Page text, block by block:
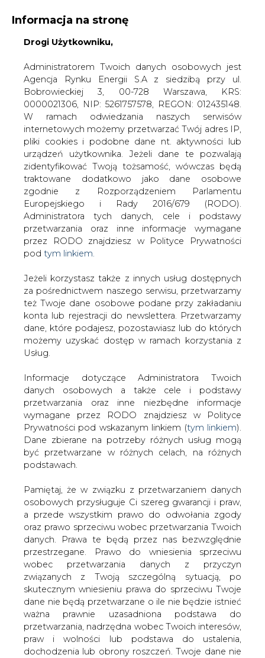
KONTAKT:
WYDAWCA PORTALU:
WYSOKI KONTRAST A A
ZALOGUJ SIĘ
WŁĄCZ CIRE.TV
Informacja na stronę
Drogi Użytkowniku,
Administratorem Twoich danych osobowych jest
Agencja Rynku Energii S.A z siedzibą przy ul.
Bobrowieckiej 3, 00-728 Warszawa, KRS:
0000021306, NIP: 5261757578, REGON: 012435148.
W ramach odwiedzania naszych serwisów
internetowych możemy przetwarzać Twój adres IP,
pliki cookies i podobne dane nt. aktywności lub
urządzeń użytkownika. Jeżeli dane te pozwalają
zidentyfikować Twoją tożsamość, wówczas będą
traktowane dodatkowo jako dane osobowe
zgodnie z Rozporządzeniem Parlamentu
Europejskiego i Rady 2016/679 (RODO).
Administratora tych danych, cele i podstawy
przetwarzania oraz inne informacje wymagane
przez RODO znajdziesz w Polityce Prywatności
pod tym linkiem.
Jeżeli korzystasz także z innych usług dostępnych
za pośrednictwem naszego serwisu, przetwarzamy
też Twoje dane osobowe podane przy zakładaniu
konta lub rejestracji do newslettera. Przetwarzamy
dane, które podajesz, pozostawiasz lub do których
możemy uzyskać dostęp w ramach korzystania z
Usług.
Informacje dotyczące Administratora Twoich
danych osobowych a także cele i podstawy
przetwarzania oraz inne niezbędne informacje
wymagane przez RODO znajdziesz w Polityce
Prywatności pod wskazanym linkiem (tym linkiem).
Dane zbierane na potrzeby różnych usług mogą
być przetwarzane w różnych celach, na różnych
podstawach.
Pamiętaj, że w związku z przetwarzaniem danych
osobowych przysługuje Ci szereg gwarancji i praw,
a przede wszystkim prawo do odwołania zgody
oraz prawo sprzeciwu wobec przetwarzania Twoich
danych. Prawa te będą przez nas bezwzględnie
przestrzegane. Prawo do wniesienia sprzeciwu
wobec przetwarzania danych z przyczyn
związanych z Twoją szczególną sytuacją, po
skutecznym wniesieniu prawa do sprzeciwu Twoje
dane nie będą przetwarzane o ile nie będzie istnieć
ważna prawnie uzasadniona podstawa do
przetwarzania, nadrzędna wobec Twoich interesów,
praw i wolności lub podstawa do ustalenia,
dochodzenia lub obrony roszczeń. Twoje dane nie
Strona główna
ZIELONA GOSPODARKA
Energetyczne Wielkie Wyzwanie: milion złotych dla
twórcy kompaktowej elektrowni wiatrowej
drukuj
skomentuj
udostępnij
Energetyczne Wielkie Wyzwanie:
milion złotych dla twórcy
kompaktowej elektrowni wiatrowej